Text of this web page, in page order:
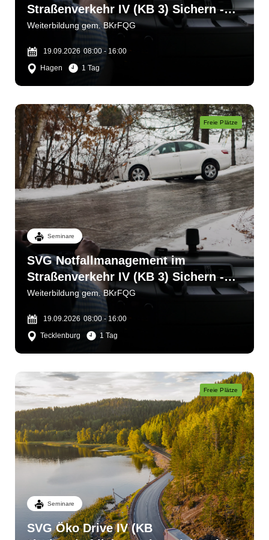
Straßenverkehr IV (KB 3) Sichern -
bergen - helfen
Weiterbildung gem. BKrFQG
19.09.2026 08:00 - 16:00
Hagen
1 Tag
Freie Plätze
Seminare
SVG Notfallmanagement im
Straßenverkehr IV (KB 3) Sichern -
bergen - helfen
Weiterbildung gem. BKrFQG
19.09.2026 08:00 - 16:00
Tecklenburg
1 Tag
Freie Plätze
Seminare
SVG Öko Drive IV (KB